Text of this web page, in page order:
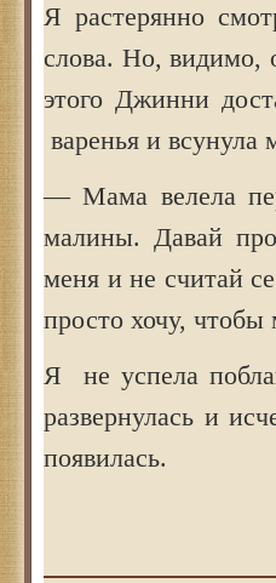
Я растерянно
слова. Но, видимо,
этого Джинни
варенья и всунула
— Мама велела
малины. Давай
меня и не считай
просто хочу,
Я не успела
развернулась и
появилась.